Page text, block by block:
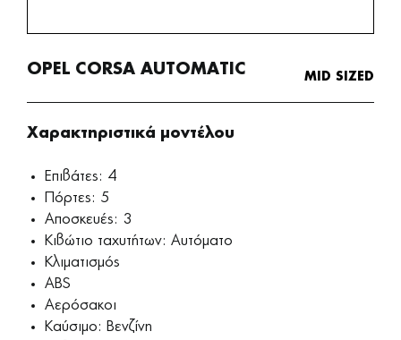
OPEL CORSA AUTOMATIC MID SIZED
Χαρακτηριστικά μοντέλου
Επιβάτες: 4
Πόρτες: 5
Αποσκευές: 3
Κιβώτιο ταχυτήτων: Αυτόματο
Κλιματισμός
ABS
Αερόσακοι
Καύσιμο: Βενζίνη